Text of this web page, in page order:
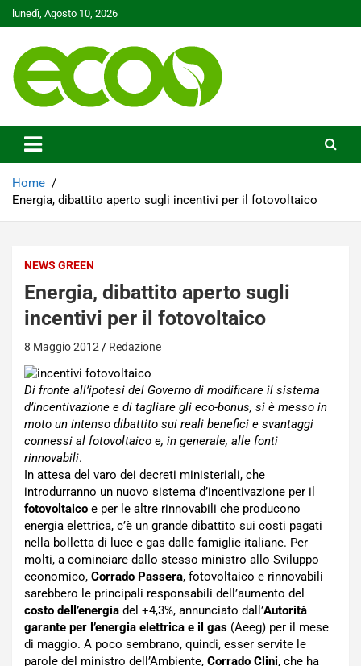
Skip
to
lunedì, Agosto 10, 2026
Ecoo.it
Home
Energia, dibattito aperto sugli incentivi per il fotovoltaico
NEWS GREEN
Energia, dibattito aperto sugli
incentivi per il fotovoltaico
8 Maggio 2012 Redazione
Di fronte all’ipotesi del Governo di modificare il sistema
d’incentivazione e di tagliare gli eco-bonus, si è messo in
moto un intenso dibattito sui reali benefici e svantaggi
connessi al fotovoltaico e, in generale, alle fonti
rinnovabili.
In attesa del varo dei decreti ministeriali, che
introdurranno un nuovo sistema d’incentivazione per il
fotovoltaico e per le altre rinnovabili che producono
energia elettrica, c’è un grande dibattito sui costi pagati
nella bolletta di luce e gas dalle famiglie italiane. Per
molti, a cominciare dallo stesso ministro allo Sviluppo
economico, Corrado Passera, fotovoltaico e rinnovabili
sarebbero le principali responsabili dell’aumento del
costo dell’energia del +4,3%, annunciato dall’Autorità
garante per l’energia elettrica e il gas (Aeeg) per il mese
di maggio. A poco sembrano, quindi, esser servite le
parole del ministro dell’Ambiente, Corrado Clini, che ha